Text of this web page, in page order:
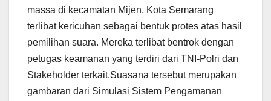
massa di kecamatan Mijen, Kota Semarang
terlibat kericuhan sebagai bentuk protes atas hasil
pemilihan suara. Mereka terlibat bentrok dengan
petugas keamanan yang terdiri dari TNI-Polri dan
Stakeholder terkait.Suasana tersebut merupakan
gambaran dari Simulasi Sistem Pengamanan